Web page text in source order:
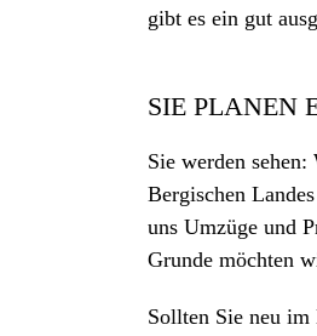
gibt es ein gut
SIE PLANEN
Sie werden
Bergischen
uns Umzüge und
Grunde möchten
Sollten Sie neu im